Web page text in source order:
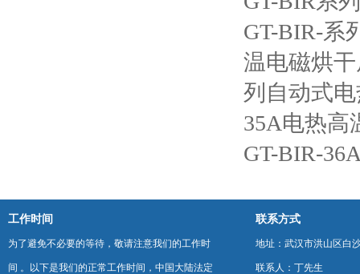
GT-BIR-系
温电磁烘
列自动式
35A电热高
GT-BIR-
工作时间
为了避免不必要的等待，敬请注意我们的工作时
间 。以下是我们的正常工作时间，中国大陆法定
联系方式
地址：武汉市洪山区白
联系人：丁先生